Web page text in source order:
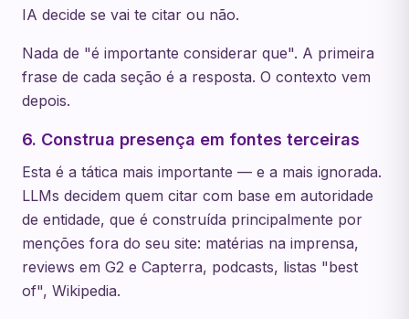
IA decide se vai te citar ou não.
Nada de "é importante considerar que". A primeira
frase de cada seção é a resposta. O contexto vem
depois.
6. Construa presença em fontes terceiras
Esta é a tática mais importante — e a mais ignorada.
LLMs decidem quem citar com base em autoridade
de entidade, que é construída principalmente por
menções fora do seu site: matérias na imprensa,
reviews em G2 e Capterra, podcasts, listas "best
of", Wikipedia.